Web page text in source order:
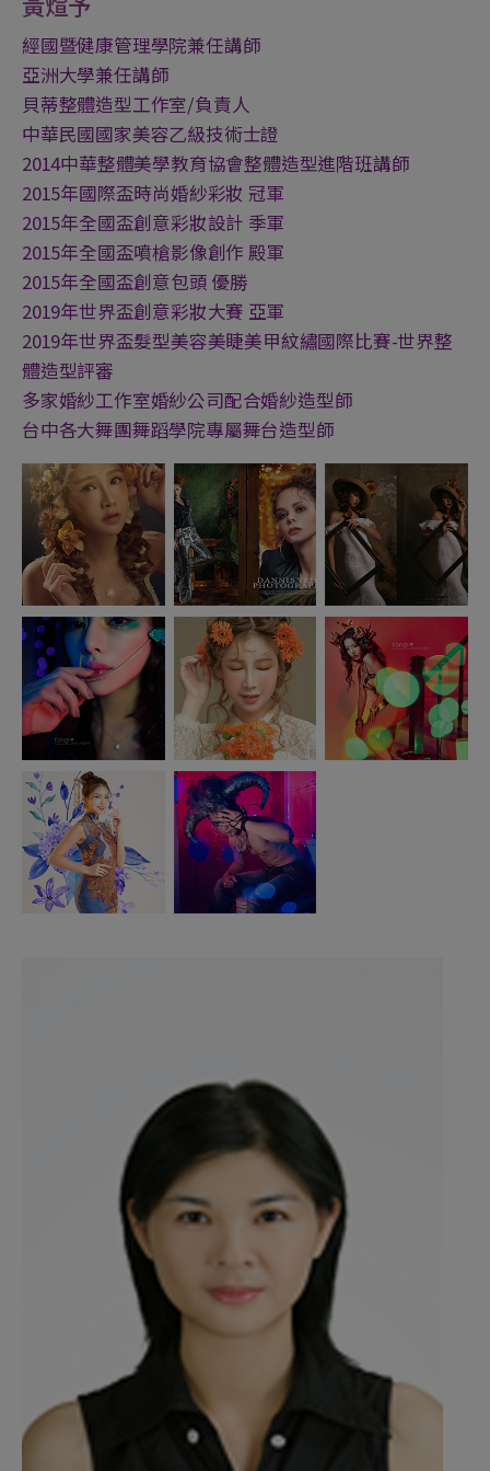
經國暨健康管理學院兼任講師
亞洲大學兼任講師
貝蒂整體造型工作室/負責人
中華民國國家美容乙級技術士證
2014中華整體美學教育協會整體造型進階班講師
2015年國際盃時尚婚紗彩妝 冠軍
2015年全國盃創意彩妝設計 季軍
2015年全國盃噴槍影像創作 殿軍
2015年全國盃創意包頭 優勝
2019年世界盃創意彩妝大賽 亞軍
2019年世界盃髮型美容美睫美甲紋繡國際比賽-世界整
體造型評審
多家婚紗工作室婚紗公司配合婚紗造型師
台中各大舞團舞蹈學院專屬舞台造型師